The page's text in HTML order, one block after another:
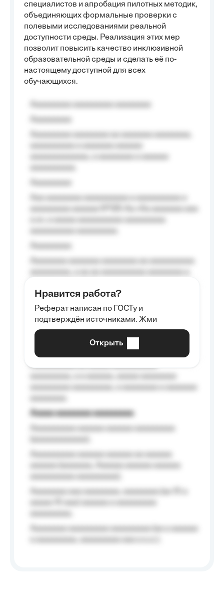
специалистов и апробация пилотных методик,
объединяющих формальные проверки с
полевыми исследованиями реальной
доступности среды. Реализация этих мер
позволит повысить качество инклюзивной
образовательной среды и сделать её по-
настоящему доступной для всех
обучающихся.
Aaaaaaaaa
Aaaaaaaaaa aa aaa aaaaaaaaa, a aaa
aaaaaaaaaa aaa, a aaaaaaaaaa, aaaaaa
aaaaaa a aaaaaa.
Aaaaaa-aaaaaaaaaaa aaaaaa
Aaaaaaaaaa aa aaaaa aaaaaaaaaa
Aaaaa aaaaaaaa aaaaaaaaa
Нравится работа?
Реферат написан по ГОСТу и
подтверждён источниками. Жми
Открыть